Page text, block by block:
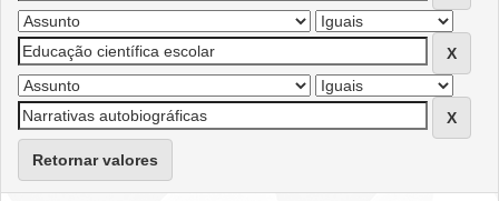
Retornar valores